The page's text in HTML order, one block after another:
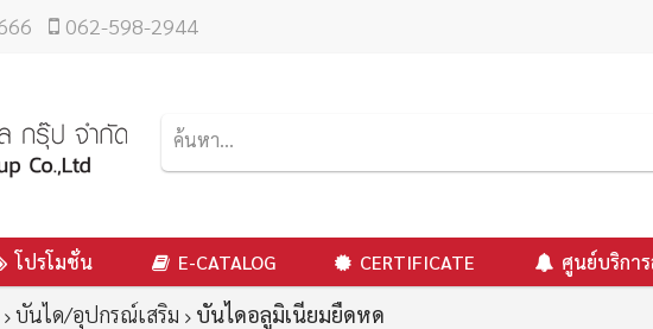
062-598-2944
โปรโมชั่น E-CATALOG CERTIFICATE ศูนย์บริกา
บันได/อุปกรณ์เสริม บันไดอลูมิเนียมยืดหด